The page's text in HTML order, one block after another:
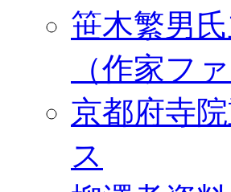
笹木繁男
（作家フ
京都府寺
ス